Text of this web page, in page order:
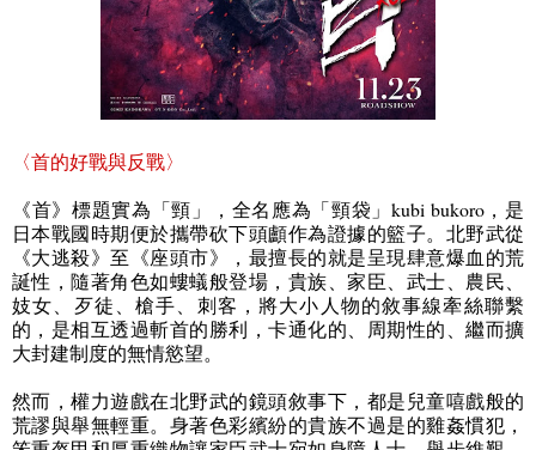
〈首的好戰與反戰〉
《首》標題實為「頸」，全名應為「頸袋」 kubi bukoro，是
日本戰國時期便於攜帶砍下頭顱作為證據的籃子。北野武從
《大逃殺》至《座頭市》，最擅長的就是呈現肆意爆血的荒
誕性，隨著角色如螻蟻般登場，貴族、家臣、武士、農民、
妓女、歹徒、槍手、刺客，將大小人物的敘事線牽絲聯繫
的，是相互透過斬首的勝利，卡通化的、周期性的、繼而擴
大封建制度的無情慾望。
然而，權力遊戲在北野武的鏡頭敘事下，都是兒童嘻戲般的
荒謬與舉無輕重。身著色彩繽紛的貴族不過是的雞姦慣犯，